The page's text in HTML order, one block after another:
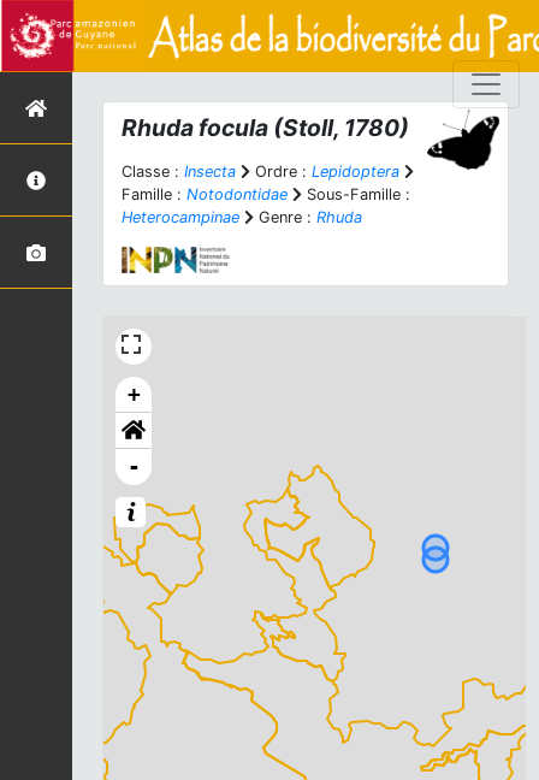
Rhuda focula (Stoll, 1780)
Classe : Insecta Ordre : Lepidoptera
Famille : Notodontidae
Sous-Famille :
Heterocampinae
Genre : Rhuda
+
-